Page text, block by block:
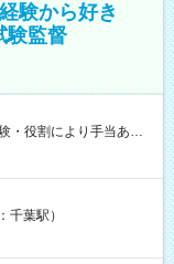
験から好き
験監督
い）オプションあ
ほどで給与の一部を受け
憩1時間） 時給1,300円
役割により時給＋100
休憩なし） 時給1,300
交通費 【試用期
千葉駅）